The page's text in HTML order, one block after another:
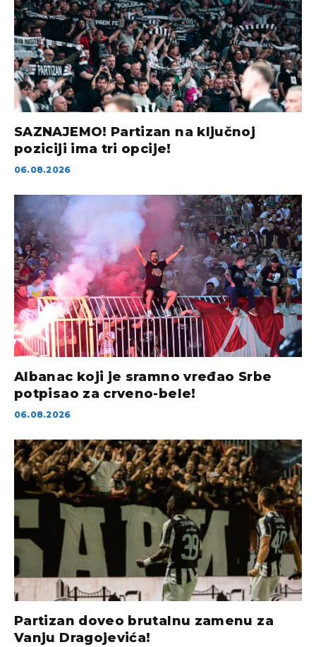
SAZNAJEMO! Partizan na ključnoj
poziciji ima tri opcije!
06.08.2026
Albanac koji je sramno vređao Srbe
potpisao za crveno-bele!
06.08.2026
Partizan doveo brutalnu zamenu za
Vanju Dragojevića!